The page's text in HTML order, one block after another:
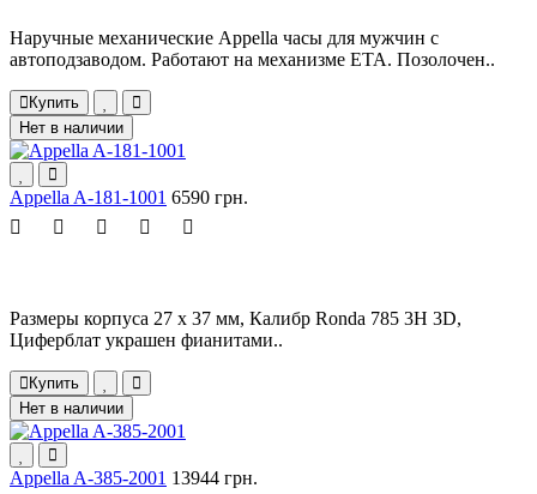
Наручные механические Appella часы для мужчин с
автоподзаводом. Работают на механизме ETA. Позолочен..
Купить
Нет в наличии
Appella A-181-1001 6590 грн.
Размеры корпуса 27 х 37 мм, Калибр Ronda 785 3H 3D,
Циферблат украшен фианитами..
Купить
Нет в наличии
Appella A-385-2001 13944 грн.